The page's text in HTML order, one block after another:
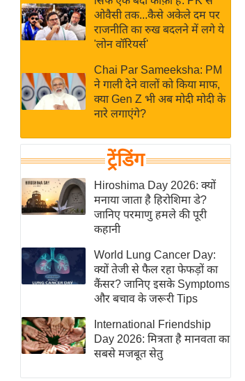
Hindi
क्रिकेट
IPL
ई-पेपर
मिसाल बेमिसाल
यंग इंडिया
साहित्य जगत
ऑटो वर्ल्ड
न्यूज ब्रीफ
बॉलीवुड
हॉलीवुड
फिल्म समीक्षा
Breaking
News
ओवैसी तक...कैसे अकेले दम पर
राजनीति का रुख बदलने में लगे ये
'लोन वॉरियर्स'
Chai Par Sameeksha: PM
ने गाली देने वालों को किया माफ,
क्या Gen Z भी अब मोदी मोदी के
नारे लगाएंगे?
ट्रेंडिंग
Hiroshima Day 2026: क्यों
मनाया जाता है हिरोशिमा डे?
जानिए परमाणु हमले की पूरी
कहानी
World Lung Cancer Day:
क्यों तेजी से फैल रहा फेफड़ों का
कैंसर? जानिए इसके Symptoms
और बचाव के जरूरी Tips
International Friendship
Day 2026: मित्रता है मानवता का
सबसे मजबूत सेतु